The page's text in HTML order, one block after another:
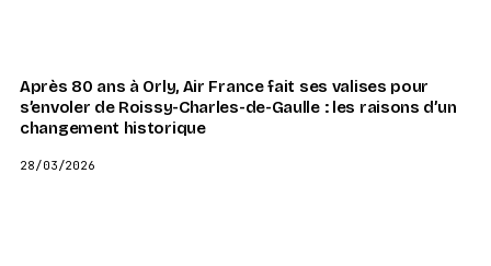
Après 80 ans à Orly, Air France fait ses valises pour
s’envoler de Roissy-Charles-de-Gaulle : les raisons d’un
changement historique
28/03/2026